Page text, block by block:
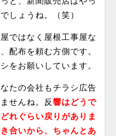
しょうね。（笑）
ではなく屋根工事屋な
配布を頼む方側です。
をお願いしています。
たの会社もチラシ広告
せんね。反響はどうで
れぐらい戻りがありま
合いから、ちゃんとあ